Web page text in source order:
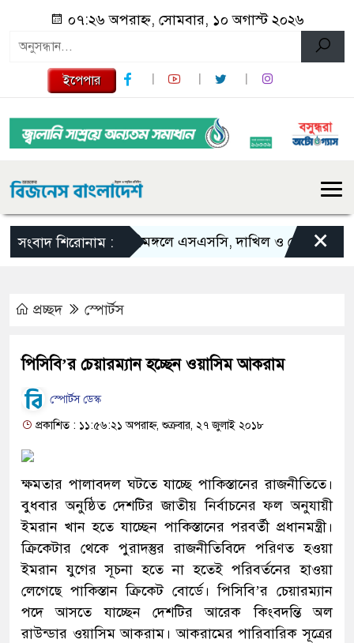
০৭:২৬ অপরাহ্ন, সোমবার, ১০ অগাস্ট ২০২৬
ইপেপার
সংবাদ শিরোনাম :শ্রীমঙ্গলে এসএসসি, দাখিল ও ভোকেশনালে
×
প্রচ্ছদ স্পোর্টস
পিসিবি’র চেয়ারম্যান হচ্ছেন ওয়াসিম আকরাম
স্পোর্টস ডেস্ক
প্রকাশিত : ১১:৫৬:২১ অপরাহ্ন, শুক্রবার, ২৭ জুলাই ২০১৮
ক্ষমতার পালাবদল ঘটতে যাচ্ছে পাকিস্তানের রাজনীতিতে।
বুধবার অনুষ্ঠিত দেশটির জাতীয় নির্বাচনের ফল অনুযায়ী
ইমরান খান হতে যাচ্ছেন পাকিস্তানের পরবর্তী প্রধানমন্ত্রী।
ক্রিকেটার থেকে পুরাদস্তুর রাজনীতিবিদে পরিণত হওয়া
ইমরান যুগের সূচনা হতে না হতেই পরিবর্তনের হাওয়া
লেগেছে পাকিস্তান ক্রিকেট বোর্ডে। পিসিবি’র চেয়ারম্যান
পদে আসতে যাচ্ছেন দেশটির আরেক কিংবদন্তি অল
রাউন্ডার ওয়াসিম আকরাম। আকরামের পারিবারিক সূত্রের